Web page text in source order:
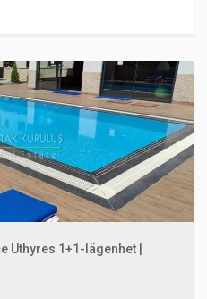
Uthyres 1+1-lägenhet |